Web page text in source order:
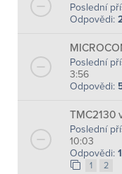
Poslední
Odpovědi:
Poslední
3:56
Odpovědi:
TMC2130
Poslední
10:03
Odpovědi:
1 2